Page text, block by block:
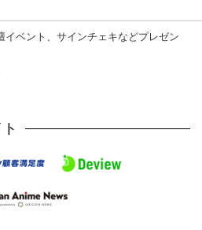
イベント、サインチェキなどプレゼン